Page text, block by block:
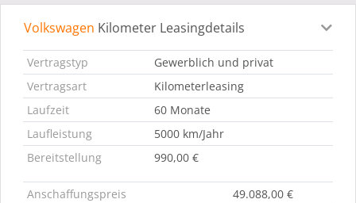
Leasingdetails Fahrzeugdetails Ausstattung
Volkswagen Kilometer Leasingdetails
Vertragstyp
Gewerblich und privat
Vertragsart
Kilometerleasing
Laufzeit
60 Monate
Laufleistung
5000 km/Jahr
Bereitstellung
990,00 €
Anschaffungspreis
49.088,00 €